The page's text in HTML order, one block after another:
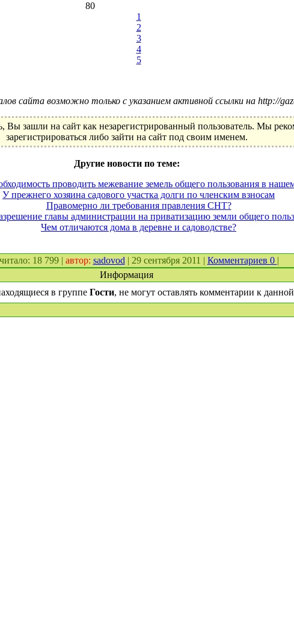
80
1
2
3
4
5
сайта возможно только с указанием активной ссылки на http://
Вы зашли на сайт как незарегистрированный пользователь. Мы
зарегистрироваться либо зайти на сайт под своим именем.
Другие новости по теме:
проводить межевание земель общего пользования в
У прежнего хозяина садового участка долги по членским взносам
Правомерно ли требования правления СНТ?
главы администрации на приватизацию земли общего
Чем отличаются дома в деревне и садоводстве?
18 799 | автор: sadovod | 29 сентября 2011 | Комментариев 0 |
Информация
в группе Гости, не могут оставлять комментарии к